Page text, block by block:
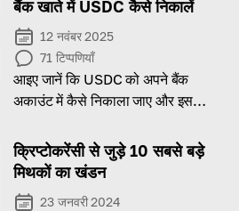
बैंक खाते में USDC कैसे निकालें
12 नवंबर 2025
71 टिप्पणियाँ
आइए जानें कि USDC को अपने बैंक
अकाउंट में कैसे निकाला जाए और इस
चाहिए!
क्रिप्टोकरेंसी से जुड़े 10 सबसे बड़े
मिथकों का खंडन
23 जनवरी 2024